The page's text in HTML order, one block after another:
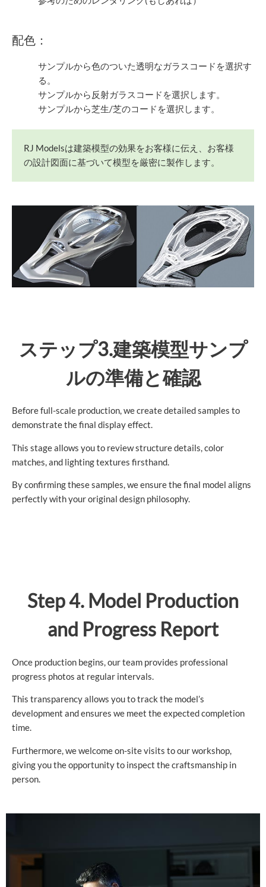
配色：
サンプルから色のついた透明なガラスコードを選択す
る。
サンプルから反射ガラスコードを選択します。
サンプルから芝生/芝のコードを選択します。
RJ Modelsは建築模型の効果をお客様に伝え、お客様
の設計図面に基づいて模型を厳密に製作します。
ステップ3.建築模型サンプ
ルの準備と確認
Before full-scale production, we create detailed samples to
demonstrate the final display effect.
This stage allows you to review structure details, color
matches, and lighting textures firsthand.
By confirming these samples, we ensure the final model aligns
perfectly with your original design philosophy.
Step 4. Model Production
and Progress Report
Once production begins, our team provides professional
progress photos at regular intervals.
This transparency allows you to track the model’s
development and ensures we meet the expected completion
time.
Furthermore, we welcome on-site visits to our workshop,
giving you the opportunity to inspect the craftsmanship in
person.